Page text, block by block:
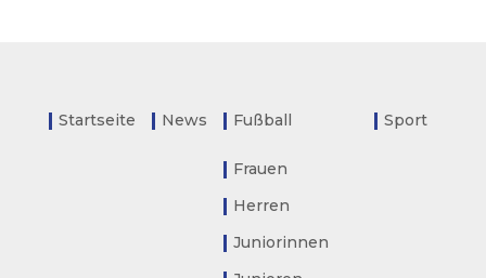
Startseite News Fußball
Frauen
Herren
Juniorinnen
Sport